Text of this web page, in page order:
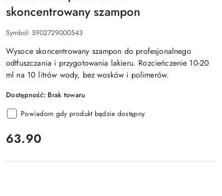
skoncentrowany szampon
Symbol: 5902729000543
Wysoce skoncentrowany szampon do profesjonalnego
odtłuszczania i przygotowania lakieru. Rozcieńczenie 10-20
ml na 10 litrów wody, bez wosków i polimerów.
Dostępność: Brak towaru
Powiadom gdy produkt będzie dostępny
cena:
63.90